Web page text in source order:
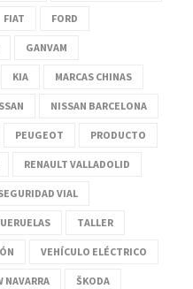
FIAT FORD
GANVAM
KIA MARCAS CHINAS
NISSAN BARCELONA
PEUGEOT PRODUCTO
RENAULT VALLADOLID
VIAL
TALLER
VEHÍCULO ELÉCTRICO
NAVARRA ŠKODA